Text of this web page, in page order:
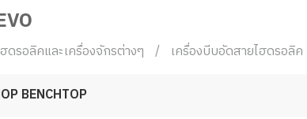
ดรอลิคและเครื่องจักรต่างๆ เครื่องบีบอัดสายไฮดรอลิค
BENCHTOP